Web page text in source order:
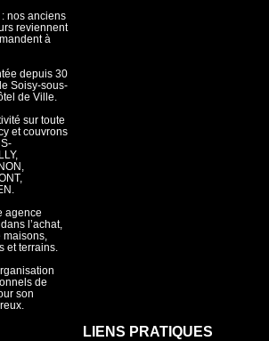
nos anciens
reviennent
à
depuis 30
Soisy-sous-
de Ville.
sur toute
et couvrons
agence
l’achat,
et terrains.
de
son
LIENS PRATIQUES